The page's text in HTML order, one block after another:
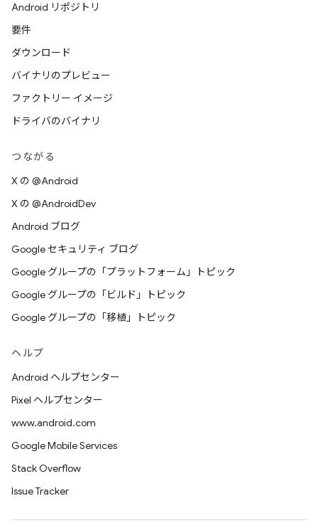
Android リポジトリ
要件
ダウンロード
バイナリのプレビュー
ファクトリー イメージ
ドライバのバイナリ
つながる
X の @Android
X の @AndroidDev
Android ブログ
Google セキュリティ ブログ
Google グループの「プラットフォーム」トピック
Google グループの「ビルド」トピック
Google グループの「移植」トピック
ヘルプ
Android ヘルプセンター
Pixel ヘルプセンター
www.android.com
Google Mobile Services
Stack Overflow
Issue Tracker